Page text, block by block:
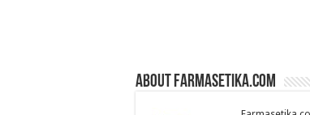
About farmasetika.com